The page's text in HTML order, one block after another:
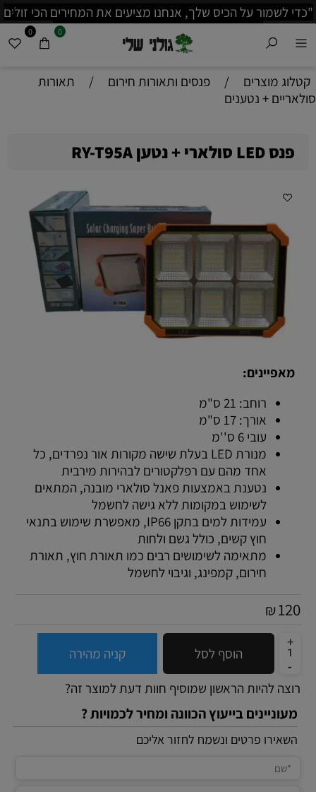
מציעים את המחירים הכי זולים
לפני שאתה קונה!"
משמעותית לפרטים נוספים
0 0
קטלוג מוצרים / פנסים ותאורות חירום /
תאורות
סולאריים + נטענים
פנס LED סולארי + נטען RY-T95A
מאפיינים:
רוחב: 21 ס"מ
אורך: 17 ס"מ
עובי 6 ס''מ
מנורת LED בעלת שישה מקורות אור נפרדים, כל
אחד מהם עם רפלקטורים לבהירות מירבית
נטענת באמצעות פאנל סולארי מובנה, המתאים
לשימוש במקומות ללא גישה לחשמל
עמידות למים בתקן IP66, מאפשרת שימוש בתנאי
חוץ קשים, כולל גשם ולחות
מתאימה לשימושים רבים כמו תאורת חוץ, תאורת
חירום, קמפינג, וגיבוי לחשמל
₪120
הוסף לסל קניה מהירה
רוצה להיות הראשון שמוסיף חוות דעת למוצר זה?
מעוניינים בייעוץ הכוונה ומחיר לכמויות ?
השאירו פרטים ונשמח לחזור אליכם